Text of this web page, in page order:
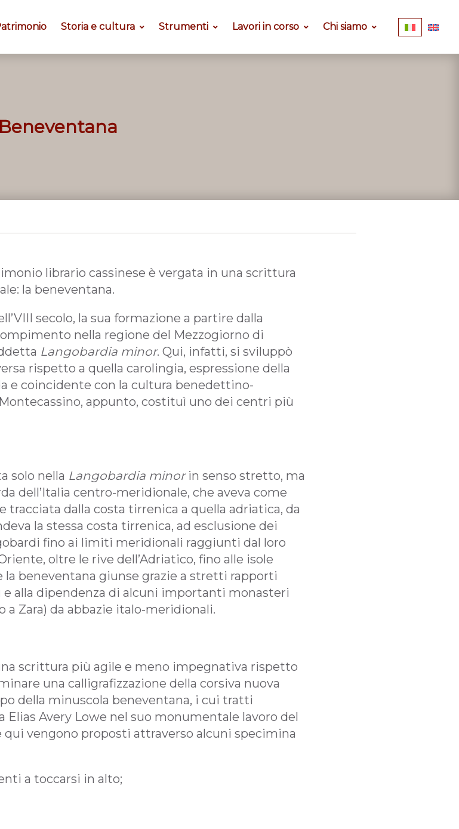
Storia e cultura Strumenti Lavori in corso Chi siamo
Beneventana
librario cassinese è vergata in una scrittura
la beneventana.
secolo, la sua formazione a partire dalla
nella regione del Mezzogiorno di
Langobardia minor. Qui, infatti, si sviluppò
rispetto a quella carolingia, espressione della
e coincidente con la cultura benedettino-
appunto, costituì uno dei centri più
solo nella Langobardia minor in senso stretto, ma
dell’Italia centro-meridionale, che aveva come
tracciata dalla costa tirrenica a quella adriatica, da
la stessa costa tirrenica, ad esclusione dei
fino ai limiti meridionali raggiunti dal loro
oltre le rive dell’Adriatico, fino alle isole
beneventana giunse grazie a stretti rapporti
alla dipendenza di alcuni importanti monasteri
a Zara) da abbazie italo-meridionali.
scrittura più agile e meno impegnativa rispetto
una calligrafizzazione della corsiva nuova
della minuscola beneventana, i cui tratti
Avery Lowe nel suo monumentale lavoro del
qui vengono proposti attraverso alcuni specimina
a toccarsi in alto;